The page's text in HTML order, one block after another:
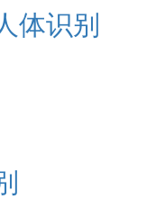
体识别